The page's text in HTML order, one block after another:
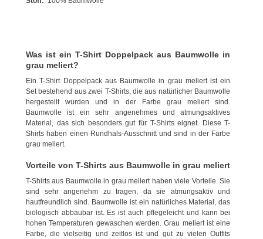
Was ist ein T-Shirt Doppelpack aus Baumwolle in
grau meliert?
Ein T-Shirt Doppelpack aus Baumwolle in grau meliert ist ein
Set bestehend aus zwei T-Shirts, die aus natürlicher Baumwolle
hergestellt wurden und in der Farbe grau meliert sind.
Baumwolle ist ein sehr angenehmes und atmungsaktives
Material, das sich besonders gut für T-Shirts eignet. Diese T-
Shirts haben einen Rundhals-Ausschnitt und sind in der Farbe
grau meliert.
Vorteile von T-Shirts aus Baumwolle in grau meliert
T-Shirts aus Baumwolle in grau meliert haben viele Vorteile. Sie
sind sehr angenehm zu tragen, da sie atmungsaktiv und
hautfreundlich sind. Baumwolle ist ein natürliches Material, das
biologisch abbaubar ist. Es ist auch pflegeleicht und kann bei
hohen Temperaturen gewaschen werden. Grau meliert ist eine
Farbe, die vielseitig und zeitlos ist und gut zu vielen Outfits